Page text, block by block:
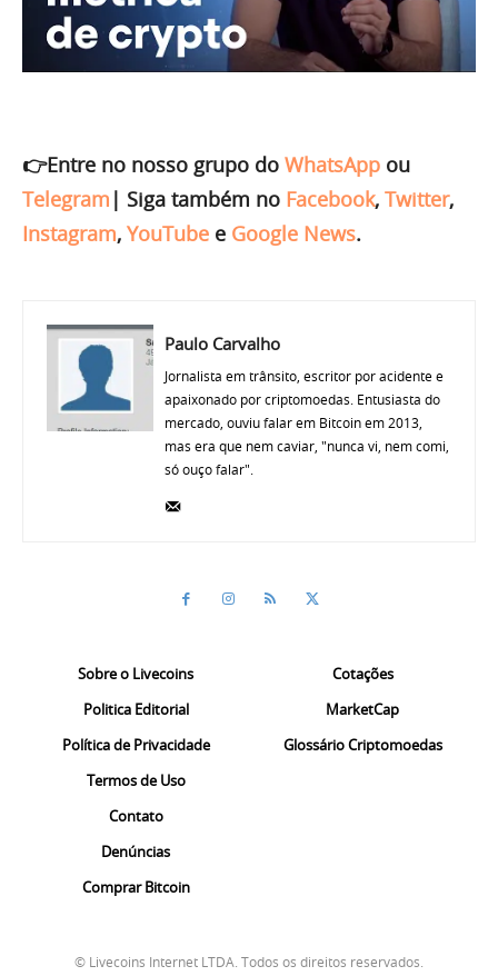
👉Entre no nosso grupo do WhatsApp ou
Telegram | Siga também no Facebook, Twitter,
Instagram, YouTube e Google News.
Paulo Carvalho
Jornalista em trânsito, escritor por acidente e
apaixonado por criptomoedas. Entusiasta do
mercado, ouviu falar em Bitcoin em 2013,
mas era que nem caviar, "nunca vi, nem comi,
só ouço falar".
Sobre o Livecoins
Politica Editorial
Política de Privacidade
Termos de Uso
Contato
Denúncias
Comprar Bitcoin
Cotações
MarketCap
Glossário Criptomoedas
© Livecoins Internet LTDA. Todos os direitos reservados.